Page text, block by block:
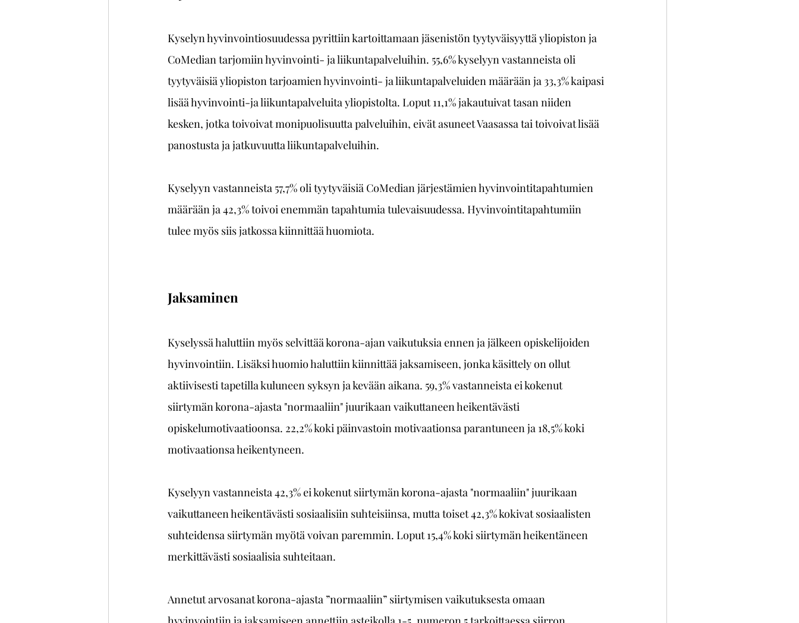
Kyselyn hyvinvointiosuudessa pyrittiin kartoittamaan jäsenistön tyytyväisyyttä yliopiston ja
CoMedian tarjomiin hyvinvointi- ja liikuntapalveluihin. 55,6% kyselyyn vastanneista oli
tyytyväisiä yliopiston tarjoamien hyvinvointi- ja liikuntapalveluiden määrään ja 33,3% kaipasi
lisää hyvinvointi-ja liikuntapalveluita yliopistolta. Loput 11,1% jakautuivat tasan niiden
kesken, jotka toivoivat monipuolisuutta palveluihin, eivät asuneet Vaasassa tai toivoivat lisää
panostusta ja jatkuvuutta liikuntapalveluihin.
Kyselyyn vastanneista 57,7% oli tyytyväisiä CoMedian järjestämien hyvinvointitapahtumien
määrään ja 42,3% toivoi enemmän tapahtumia tulevaisuudessa. Hyvinvointitapahtumiin
tulee myös siis jatkossa kiinnittää huomiota.
Jaksaminen
Kyselyssä haluttiin myös selvittää korona-ajan vaikutuksia ennen ja jälkeen opiskelijoiden
hyvinvointiin. Lisäksi huomio haluttiin kiinnittää jaksamiseen, jonka käsittely on ollut
aktiivisesti tapetilla kuluneen syksyn ja kevään aikana. 59,3% vastanneista ei kokenut
siirtymän korona-ajasta "normaaliin" juurikaan vaikuttaneen heikentävästi
opiskelumotivaatioonsa. 22,2% koki päinvastoin motivaationsa parantuneen ja 18,5% koki
motivaationsa heikentyneen.
Kyselyyn vastanneista 42,3% ei kokenut siirtymän korona-ajasta "normaaliin" juurikaan
vaikuttaneen heikentävästi sosiaalisiin suhteisiinsa, mutta toiset 42,3% kokivat sosiaalisten
suhteidensa siirtymän myötä voivan paremmin. Loput 15,4% koki siirtymän heikentäneen
merkittävästi sosiaalisia suhteitaan.
Annetut arvosanat korona-ajasta ”normaaliin” siirtymisen vaikutuksesta omaan